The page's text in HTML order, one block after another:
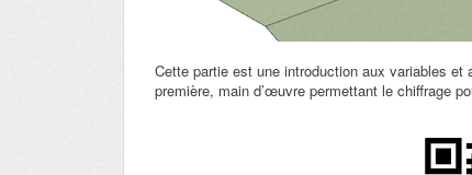
Cette partie est une introduction aux variables
première, main d’œuvre permettant le chiffrage